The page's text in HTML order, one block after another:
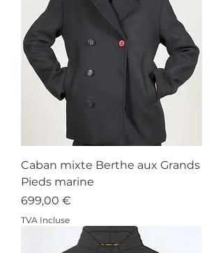
Caban mixte Berthe aux Grands
Pieds marine
Prix
699,00 €
TVA Incluse